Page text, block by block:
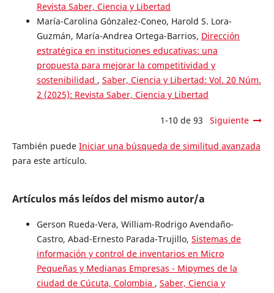
Revista Saber, Ciencia y Libertad
María-Carolina Gónzalez-Coneo, Harold S. Lora-
Guzmán, María-Andrea Ortega-Barrios, Dirección
estratégica en instituciones educativas: una
propuesta para mejorar la competitividad y
sostenibilidad , Saber, Ciencia y Libertad: Vol. 20 Núm.
2 (2025): Revista Saber, Ciencia y Libertad
1-10 de 93 Siguiente
También puede Iniciar una búsqueda de similitud avanzada
para este artículo.
Artículos más leídos del mismo autor/a
Gerson Rueda-Vera, William-Rodrigo Avendaño-
Castro, Abad-Ernesto Parada-Trujillo, Sistemas de
información y control de inventarios en Micro
Pequeñas y Medianas Empresas - Mipymes de la
ciudad de Cúcuta, Colombia , Saber, Ciencia y